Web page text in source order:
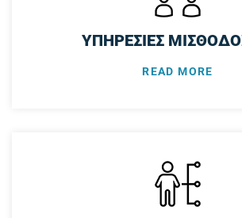
ΥΠΗΡΕΣΙΕΣ
READ MORE